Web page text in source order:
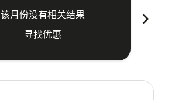
该月份没有相关结果
寻找优惠
chevron_right